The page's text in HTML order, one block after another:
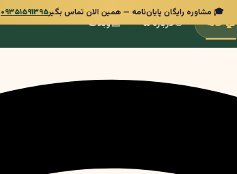
🎓 مشاوره رایگان پایان‌نامه — همین الان تماس بگیر۰۹۳۵۱۵۹۱۳۹۵
🏠خانه 👋درباره ما 📰وبلاگ